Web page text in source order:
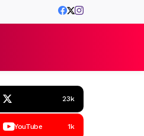
Álvarez: tres delanteros en la
23k
YouTube 1k